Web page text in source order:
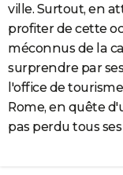
ville. Surtout, en
profiter de cette
méconnus de la
surprendre par
l'office de
Rome, en quête
pas perdu tous